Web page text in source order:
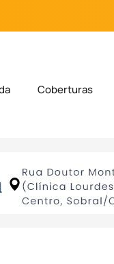
Coberturas